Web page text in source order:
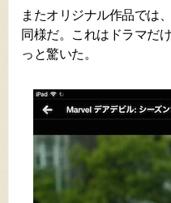
またオリジナル作品では
同様だ。これはドラマだ
っと驚いた。